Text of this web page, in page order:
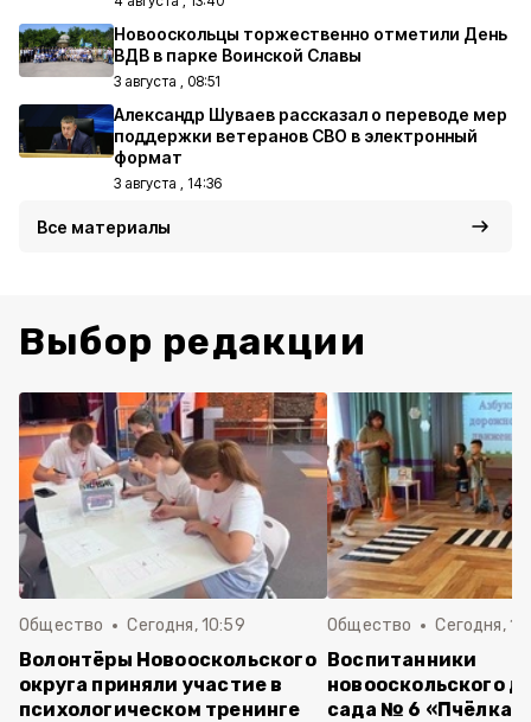
Новооскольцы торжественно отметили День
ВДВ в парке Воинской Славы
3 августа , 08:51
Александр Шуваев рассказал о переводе мер
поддержки ветеранов СВО в электронный
формат
3 августа , 14:36
Все материалы
Выбор редакции
Общество Сегодня, 10:59
Волонтёры Новооскольского
округа приняли участие в
психологическом тренинге
Общество Сегодня,
Воспитанники
новооскольского
сада № 6 «Пчёлка»